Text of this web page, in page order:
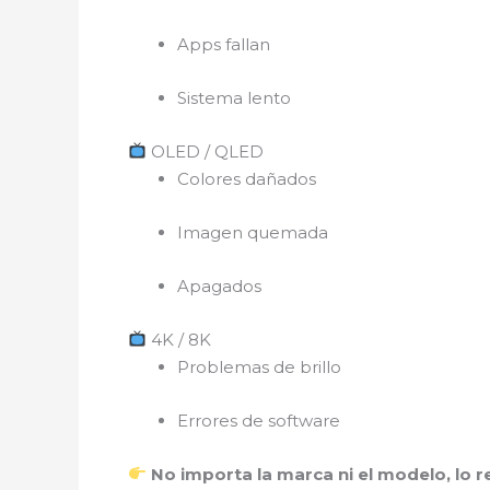
Apps fallan
Sistema lento
OLED / QLED
Colores dañados
Imagen quemada
Apagados
4K / 8K
Problemas de brillo
Errores de software
No importa la marca ni el modelo, lo